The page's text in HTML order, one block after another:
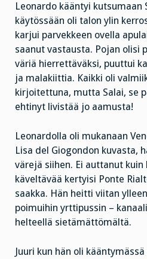
Leonardo kääntyi kutsumaan
käytössään oli talon ylin
karjui parvekkeen ovella
saanut vastausta. Pojan olisi
väriä hierrettäväksi, puuttui
ja malakiittia. Kaikki oli
kirjoitettuna, mutta Salai, se
ehtinyt livistää jo aamusta!
Leonardolla oli mukanaan
Lisa del Giogondon kuvasta,
värejä siihen. Ei auttanut kuin
käveltävää kertyisi Ponte
saakka. Hän heitti viitan
poimuihin yrttipussin –
helteellä sietämättömältä.
Juuri kun hän oli